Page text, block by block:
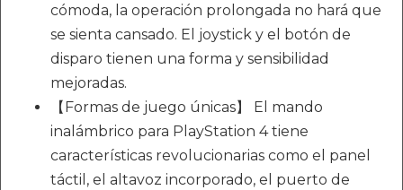
cómoda, la operación prolongada no hará que
se sienta cansado. El joystick y el botón de
disparo tienen una forma y sensibilidad
mejoradas.
【Formas de juego únicas】 El mando
inalámbrico para PlayStation 4 tiene
características revolucionarias como el panel
táctil, el altavoz incorporado, el puerto de